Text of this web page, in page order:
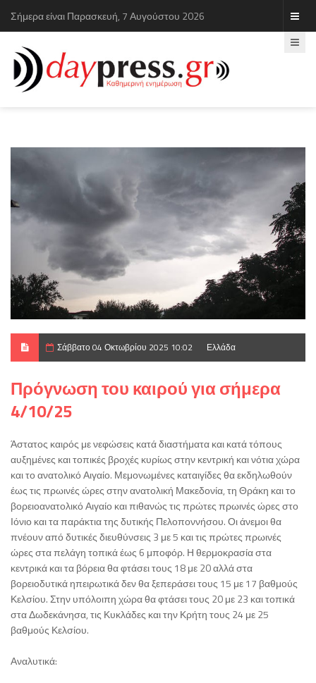
Σήμερα είναι Παρασκευή, 7 Αυγούστου 2026
Σάββατο 04 Οκτωβρίου 2025 10:02 Ελλάδα
Πρόγνωση του καιρού για σήμερα
4/10/25
Άστατος καιρός με νεφώσεις κατά διαστήματα και κατά τόπους
αυξημένες και τοπικές βροχές κυρίως στην κεντρική και νότια χώρα
και το ανατολικό Αιγαίο. Μεμονωμένες καταιγίδες θα εκδηλωθούν
έως τις πρωινές ώρες στην ανατολική Μακεδονία, τη Θράκη και το
βορειοανατολικό Αιγαίο και πιθανώς τις πρώτες πρωινές ώρες στο
Ιόνιο και τα παράκτια της δυτικής Πελοποννήσου. Οι άνεμοι θα
πνέουν από δυτικές διευθύνσεις 3 με 5 και τις πρώτες πρωινές
ώρες στα πελάγη τοπικά έως 6 μποφόρ. Η θερμοκρασία στα
κεντρικά και τα βόρεια θα φτάσει τους 18 με 20 αλλά στα
βορειοδυτικά ηπειρωτικά δεν θα ξεπεράσει τους 15 με 17 βαθμούς
Κελσίου. Στην υπόλοιπη χώρα θα φτάσει τους 20 με 23 και τοπικά
στα Δωδεκάνησα, τις Κυκλάδες και την Κρήτη τους 24 με 25
βαθμούς Κελσίου.
Αναλυτικά: